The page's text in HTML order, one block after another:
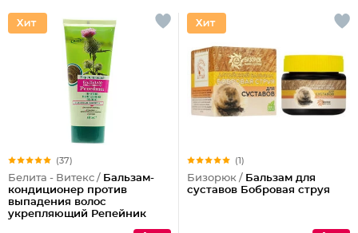
(37)
Белита - Витекс / Бальзам-
кондиционер против
выпадения волос
укрепляющий Репейник
(1)
Бизорюк / Бальзам для
суставов Бобровая струя